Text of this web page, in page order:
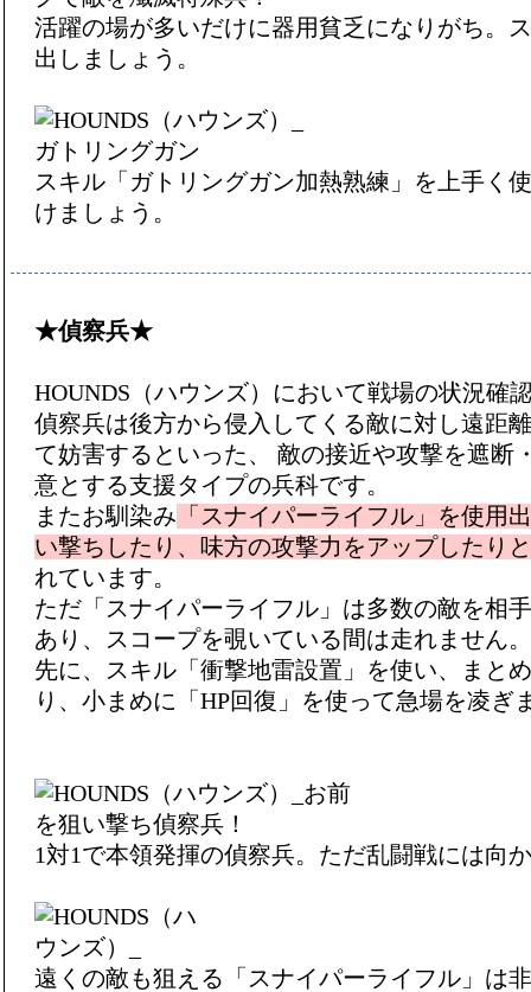
活躍の場が多いだけに器用貧乏になりがち。
出しましょう。
スキル「ガトリングガン加熱熟練」を上手く
けましょう。
★偵察兵★
HOUNDS（ハウンズ）において戦場の状況確
偵察兵は後方から侵入してくる敵に対し遠距
て妨害するといった、 敵の接近や攻撃を遮断
意とする支援タイプの兵科です。
またお馴染み 「スナイパーライフル」を使用
い撃ちしたり、味方の攻撃力をアップしたり
れています。
ただ「スナイパーライフル」は多数の敵を相
あり、スコープを覗いている間は走れません。
先に、スキル「衝撃地雷設置」を使い、まと
り、小まめに「HP回復」を使って急場を凌ぎ
1対1で本領発揮の偵察兵。ただ乱闘戦には向
遠くの敵も狙える「スナイパーライフル」は